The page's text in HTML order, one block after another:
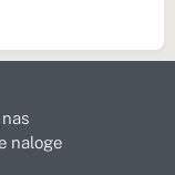
naloge